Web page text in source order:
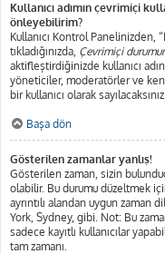
Kullanıcı adımın çevrimiçi
önleyebilirim?
Kullanıcı Kontrol
tıkladığınızda, Çevrimiçi
aktifleştirdiğinizde kullanıcı
yöneticiler, moderatörler ve
bir kullanıcı olarak
Başa dön
Gösterilen zamanlar yanlış!
Gösterilen zaman, sizin
olabilir. Bu durumu düzeltmek
ayrıntılı alandan uygun
York, Sydney, gibi. Not: Bu
sadece kayıtlı kullanıcılar
tam zamanı.